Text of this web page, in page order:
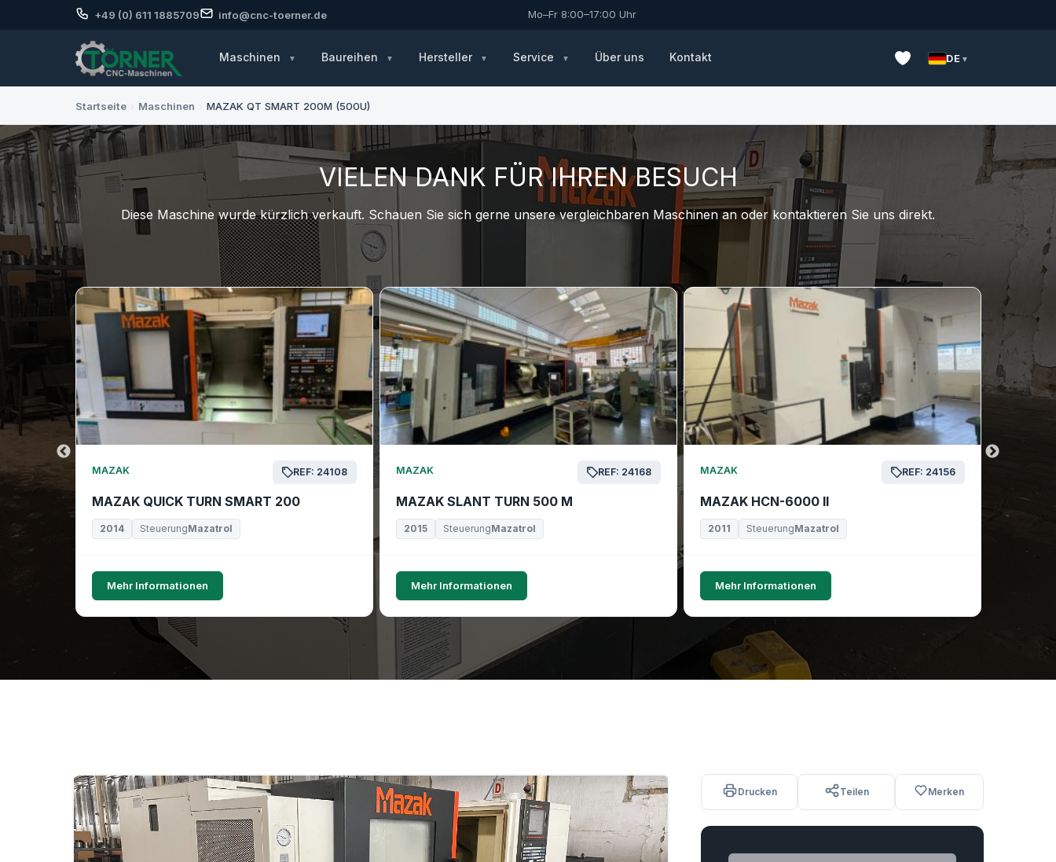
+49 (0) 611 1885709 info@cnc-toerner.de Mo–Fr 8:00–17:00 Uhr
Maschinen Baureihen Hersteller Service Über uns Kontakt DE
Startseite Maschinen MAZAK QT SMART 200M (500U)
VIELEN DANK FÜR IHREN BESUCH
Diese Maschine wurde kürzlich verkauft. Schauen Sie sich gerne unsere vergleichbaren Maschinen an oder kontaktieren Sie uns direkt.
24169 MAZAK REF: 24108
MAZAK QUICK TURN SMART 200
2014 SteuerungMazatrol
Mehr Informationen
MAZAK REF: 24168
MAZAK SLANT TURN 500 M
2015 SteuerungMazatrol
Mehr Informationen
MAZAK REF: 24156
MAZAK HCN-6000 II
2011 SteuerungMazatrol
Mehr Informationen
Drucken Teilen Merken